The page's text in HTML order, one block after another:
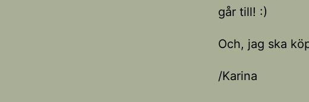
går till! :)
Och, jag ska
/Karina